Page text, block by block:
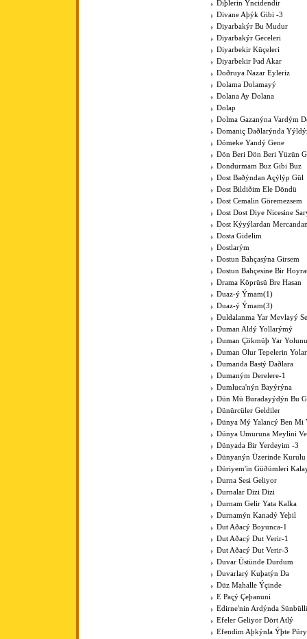
Diþlerin Ýncidendir
Divane Aþýk Gibi -3
Diyarbakýr Bu Mudur
Diyarbakýr Geceleri
Diyarbekir Küçeleri
Diyarbekir Þad Akar
Doðruya Nazar Eyleriz
Dolama Dolamayý
Dolana Ay Dolana
Dolap
Dolma Gazanýna Vardým
Domaniç Daðlarýnda
Dömeke Yandý Gene
Dön Beri Dön Beri Yüzün
Dondurmam Buz Gibi Buz
Dost Baðýndan Açýlýp Gül
Dost Bildiðim Ele Döndü
Dost Cemalin Göremezsem
Dost Dost Diye Nicesine
Dost Kýyýlardan
Dosta Gidelim
Dostlarým
Dostun Bahçasýna Girsem
Dostun Bahçesine Bir
Drama Köprüsü Bre Hasan
Duaz-ý Ýmam(1)
Duaz-ý Ýmam(3)
Duldalanma Yar Mevlayý
Duman Aldý Yollarýmý
Duman Çökmüþ Yar
Duman Olur Tepelerin
Dumanda Bastý Daðlara
Dumaným Derelere-1
Dumluca'nýn Bayýrýna
Dün Mü Buradayýdýn Bu
Dünürcüler Geldiler
Dünya Mý Yalancý Ben Mi
Dünya Umuruna Meylini
Dünyada Bir Yerdeyim -3
Dünyanýn Üzerinde
Düriyem'in Güðümleri
Durna Sesi Geliyor
Durnalar Dizi Dizi
Durnam Gelir Yata Kalka
Durnamýn Kanadý Yeþil
Dut Aðacý Boyunca-1
Dut Aðacý Dut Verir-1
Dut Aðacý Dut Verir-3
Duvar Üstünde Durdum
Duvarlarý Kuþatýn Da
Düz Mahalle Ýçinde
E Paçý Çeþanuni
Edirne'nin Ardýnda
Efeler Geliyor Dört Atlý
Efendim Aþkýnla Ýþte